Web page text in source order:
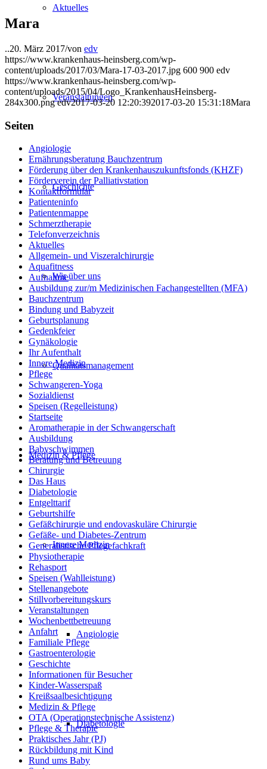
Aktuelles
Veranstaltungen
Geschichte
Wir über uns
Qualitätsmanagement
Medizin & Pflege
Innere Medizin
Angiologie
Diabetologie
Mara
..20. März 2017/von edv
https://www.krankenhaus-heinsberg.com/wp-
content/uploads/2017/03/Mara-17-03-2017.jpg 600 900 edv
https://www.krankenhaus-heinsberg.com/wp-
content/uploads/2015/04/Logo_KrankenhausHeinsberg-
284x300.png edv2017-03-20 12:20:392017-03-20 15:31:18Mara
Seiten
Angiologie
Ernährungsberatung Bauchzentrum
Förderung über den Krankenhauszukunftsfonds (KHZF)
Förderverein der Palliativstation
Kontaktformular
Patienteninfo
Patientenmappe
Schmerztherapie
Telefonverzeichnis
Aktuelles
Allgemein- und Viszeralchirurgie
Aquafitness
Aufnahme
Ausbildung zur/m Medizinischen Fachangestellten (MFA)
Bauchzentrum
Bindung und Babyzeit
Geburtsplanung
Gedenkfeier
Gynäkologie
Ihr Aufenthalt
Innere Medizin
Pflege
Schwangeren-Yoga
Sozialdienst
Speisen (Regelleistung)
Startseite
Aromatherapie in der Schwangerschaft
Ausbildung
Babyschwimmen
Beratung und Betreuung
Chirurgie
Das Haus
Diabetologie
Entgelttarif
Geburtshilfe
Gefäßchirurgie und endovaskuläre Chirurgie
Gefäße- und Diabetes-Zentrum
Generalistische Pflegefachkraft
Physiotherapie
Rehasport
Speisen (Wahlleistung)
Stellenangebote
Stillvorbereitungskurs
Veranstaltungen
Wochenbettbetreuung
Anfahrt
Familiale Pflege
Gastroenterologie
Geschichte
Informationen für Besucher
Kinder-Wasserspaß
Kreißsaalbesichtigung
Medizin & Pflege
OTA (Operationstechnische Assistenz)
Pflege & Therapie
Praktisches Jahr (PJ)
Rückbildung mit Kind
Rund ums Baby